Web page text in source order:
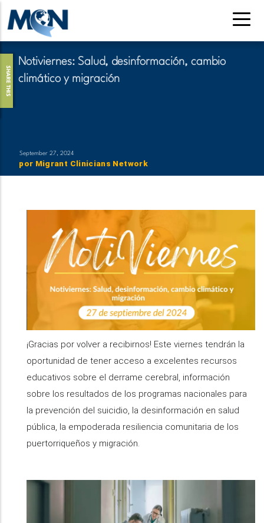
Pasar
contenido
principalNotiviernes: Salud, desinformación, cambio
climático y migración
por Migrant Clinicians Network
September 27, 2024
SHARE THIS
¡Gracias por volver a recibirnos! Este viernes tendrán la
oportunidad de tener acceso a excelentes recursos
educativos sobre el derrame cerebral, información
sobre los resultados de los programas nacionales para
la prevención del suicidio, la desinformación en salud
pública, la empoderada resiliencia comunitaria de los
puertorriqueños y migración.